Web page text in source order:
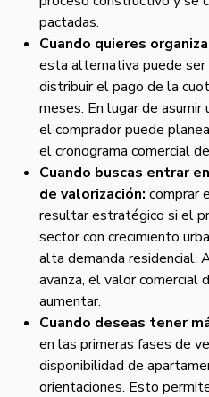
pactadas.
Cuando quieres
esta alternativa puede ser
distribuir el pago de la
meses. En lugar de
el comprador puede
el cronograma comercial
Cuando buscas entrar
de valorización: comprar
resultar estratégico si el
sector con crecimiento
alta demanda residencial.
avanza, el valor comercial
aumentar.
Cuando deseas tener
en las primeras fases de
disponibilidad de
orientaciones. Esto